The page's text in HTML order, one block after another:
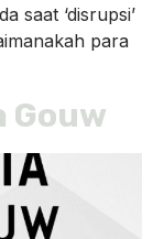
saat ‘disrupsi’
para
Gouw